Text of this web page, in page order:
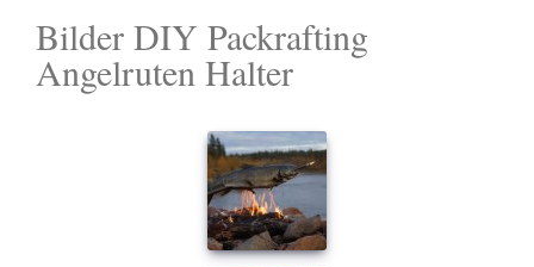
Bilder DIY Packrafting
Angelruten Halter